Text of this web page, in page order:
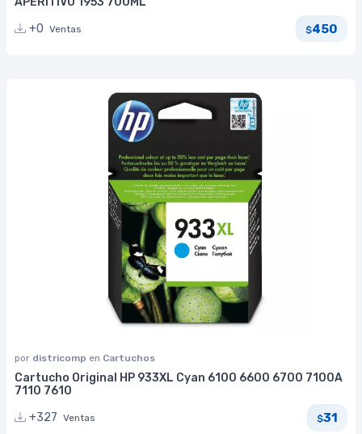
+0 Ventas $450
por districomp en Cartuchos
Cartucho Original HP 933XL Cyan 6100 6600 6700 7100A
7110 7610
+327 Ventas $31